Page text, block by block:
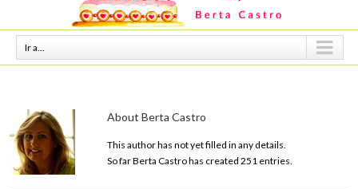
Ir a...
About Berta Castro
This author has not yet filled in any details.
So far Berta Castro has created 251 entries.